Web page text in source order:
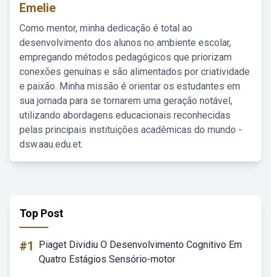
Emelie
Como mentor, minha dedicação é total ao
desenvolvimento dos alunos no ambiente escolar,
empregando métodos pedagógicos que priorizam
conexões genuínas e são alimentados por criatividade
e paixão. Minha missão é orientar os estudantes em
sua jornada para se tornarem uma geração notável,
utilizando abordagens educacionais reconhecidas
pelas principais instituições acadêmicas do mundo -
dsw.aau.edu.et.
Top Post
#1
Piaget Dividiu O Desenvolvimento Cognitivo Em
Quatro Estágios Sensório-motor